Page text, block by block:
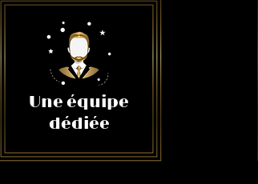
Une équipe
dédiée